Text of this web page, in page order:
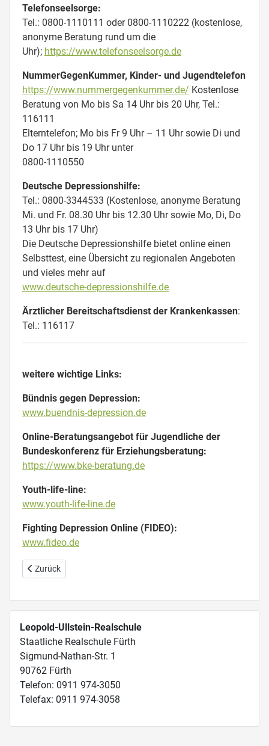
Telefonseelsorge:
Tel.: 0800-1110111 oder 0800-1110222 (kostenlose,
anonyme Beratung rund um die
Uhr); https://www.telefonseelsorge.de
NummerGegenKummer, Kinder- und Jugendtelefon
https://www.nummergegenkummer.de/ Kostenlose
Beratung von Mo bis Sa 14 Uhr bis 20 Uhr, Tel.:
116111
Elterntelefon; Mo bis Fr 9 Uhr – 11 Uhr sowie Di und
Do 17 Uhr bis 19 Uhr unter
0800-1110550
Deutsche Depressionshilfe:
Tel.: 0800-3344533 (Kostenlose, anonyme Beratung
Mi. und Fr. 08.30 Uhr bis 12.30 Uhr sowie Mo, Di, Do
13 Uhr bis 17 Uhr)
Die Deutsche Depressionshilfe bietet online einen
Selbsttest, eine Übersicht zu regionalen Angeboten
und vieles mehr auf
www.deutsche-depressionshilfe.de
Ärztlicher Bereitschaftsdienst der Krankenkassen:
Tel.: 116117
weitere wichtige Links:
Bündnis gegen Depression:
www.buendnis-depression.de
Online-Beratungsangebot für Jugendliche der
Bundeskonferenz für Erziehungsberatung:
https://www.bke-beratung.de
Youth-life-line:
www.youth-life-line.de
Fighting Depression Online (FIDEO):
www.fideo.de
Vorheriger Beitrag: Anmeldung
Zurück
Leopold-Ullstein-Realschule
Staatliche Realschule Fürth
Sigmund-Nathan-Str. 1
90762 Fürth
Telefon: 0911 974-3050
Telefax: 0911 974-3058